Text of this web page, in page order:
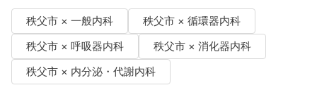
秩父市 × 一般内科
秩父市 × 循環器内科
秩父市 × 呼吸器内科
秩父市 × 消化器内科
秩父市 × 内分泌・代謝内科